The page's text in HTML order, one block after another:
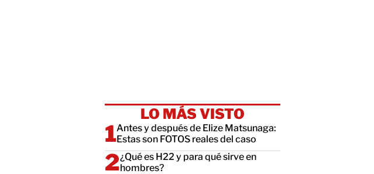
LO MÁS VISTO
Antes y después de Elize Matsunaga:
Estas son FOTOS reales del caso
¿Qué es H22 y para qué sirve en
hombres?